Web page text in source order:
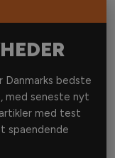
bedste
med seneste nyt
med test
spaendende